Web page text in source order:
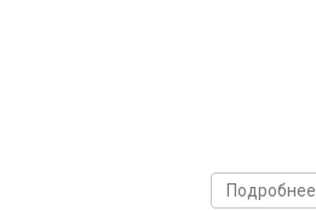
Подробнее